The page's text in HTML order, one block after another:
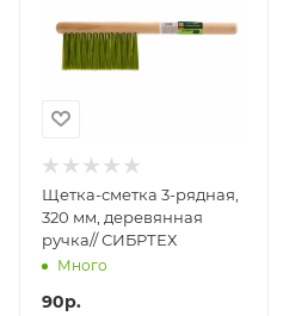
Щетка-сметка 3-рядная,
320 мм, деревянная
ручка// СИБРТЕХ
Много
90р.